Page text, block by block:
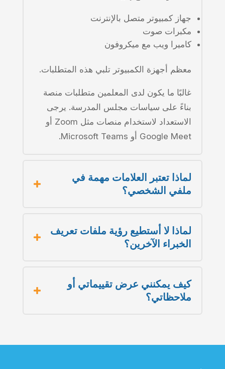
جهاز كمبيوتر متصل بالإنترنت
مكبرات صوت
كاميرا ويب مع ميكروفون
معظم أجهزة الكمبيوتر تلبي هذه المتطلبات.
غالبًا ما يكون لدى المعلمين متطلبات منصة
بناءً على سياسات مجلس المدرسة. يرجى
الاستعداد لاستخدام منصات مثل Zoom أو
Google Meet أو Microsoft Teams.
لماذا تعتبر العلامات مهمة في
ملفي الشخصي؟
لماذا لا أستطيع رؤية ملفات تعريف
الخبراء الآخرين؟
كيف يمكنني عرض تقييماتي أو
ملاحظاتي؟